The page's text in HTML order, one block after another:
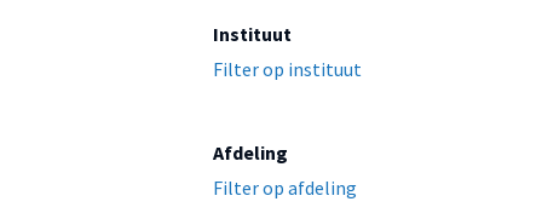
Instituut
Filter op instituut
Afdeling
Filter op afdeling